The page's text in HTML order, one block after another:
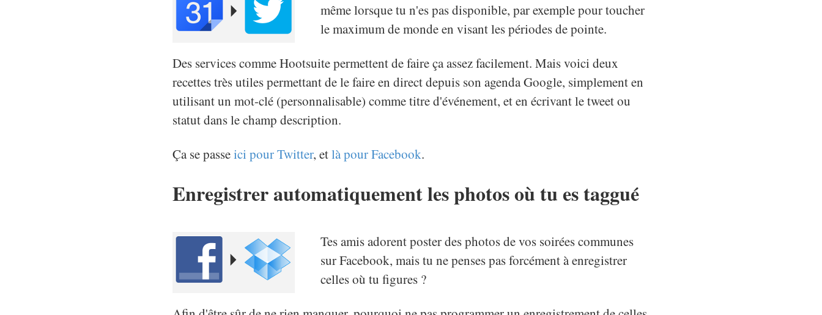
même lorsque tu n'es pas disponible, par exemple pour toucher
le maximum de monde en visant les périodes de pointe.
Des services comme Hootsuite permettent de faire ça assez facilement. Mais voici deux
recettes très utiles permettant de le faire en direct depuis son agenda Google, simplement en
utilisant un mot-clé (personnalisable) comme titre d'événement, et en écrivant le tweet ou
statut dans le champ description.
Ça se passeici pour Twitter, etlà pour Facebook.
Enregistrer automatiquement les photos où tu es taggué
Tes amis adorent poster des photos de vos soirées communes
sur Facebook, mais tu ne penses pas forcément à enregistrer
celles où tu figures ?